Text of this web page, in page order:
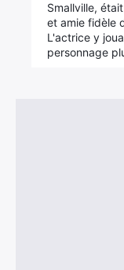
Smallville,
et amie fidèle
L'actrice y
personnage